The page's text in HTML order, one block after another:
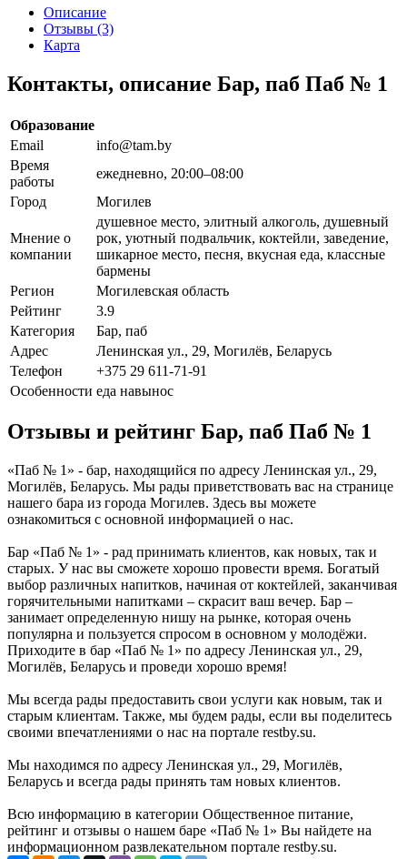
Описание
Отзывы (3)
Карта
Контакты, описание Бар, паб Паб № 1
Образование
Email
info@tam.by
Время
работы
ежедневно, 20:00–08:00
Город
Могилев
Мнение о
компании
душевное место, элитный алкоголь, душевный
рок, уютный подвальчик, коктейли, заведение,
шикарное место, песня, вкусная еда, классные
бармены
Регион
Могилевская область
Рейтинг
3.9
Категория
Бар, паб
Адрес
Ленинская ул., 29, Могилёв, Беларусь
Телефон
+375 29 611-71-91
Особенности еда навынос
Отзывы и рейтинг Бар, паб Паб № 1
«Паб № 1» - бар, находящийся по адресу Ленинская ул., 29,
Могилёв, Беларусь. Мы рады приветствовать вас на странице
нашего бара из города Могилев. Здесь вы можете
ознакомиться с основной информацией о нас.
Бар «Паб № 1» - рад принимать клиентов, как новых, так и
старых. У нас вы сможете хорошо провести время. Богатый
выбор различных напитков, начиная от коктейлей, заканчивая
горячительными напитками – скрасит ваш вечер. Бар –
занимает определенную нишу на рынке, которая очень
популярна и пользуется спросом в основном у молодёжи.
Приходите в бар «Паб № 1» по адресу Ленинская ул., 29,
Могилёв, Беларусь и проведи хорошо время!
Мы всегда рады предоставить свои услуги как новым, так и
старым клиентам. Также, мы будем рады, если вы поделитесь
своими впечатлениями о нас на портале restby.su.
Мы находимся по адресу Ленинская ул., 29, Могилёв,
Беларусь и всегда рады принять там новых клиентов.
Всю информацию в категории Общественное питание,
рейтинг и отзывы о нашем баре «Паб № 1» Вы найдете на
информационном развлекательном портале restby.su.